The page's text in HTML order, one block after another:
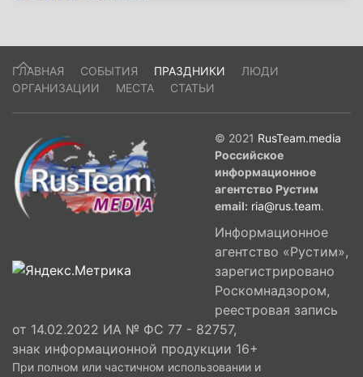
ГЛАВНАЯ СОБЫТИЯ ПРАЗДНИКИ
ЛЮДИ
ОРГАНИЗАЦИИ
МЕСТА СТАТЬИ
© 2021 RusTeam.media
Российское
информационное
агентство Рустим
email: ria@rus.team.
Информационное
агентство «Рустим»,
зарегистрировано
Роскомнадзором,
реестровая запись
от 14.02.2022 ИА № ФС 77 - 82757,
знак информационной продукции 16+
При полном или частичном использовании и